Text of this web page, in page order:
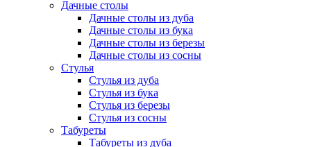
Дачные столы
Дачные столы из дуба
Дачные столы из бука
Дачные столы из березы
Дачные столы из сосны
Стулья
Стулья из дуба
Стулья из бука
Стулья из березы
Стулья из сосны
Табуреты
Табуреты из дуба